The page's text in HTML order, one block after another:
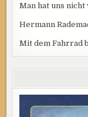
Man hat uns nicht
Hermann
Mit dem Fahrrad